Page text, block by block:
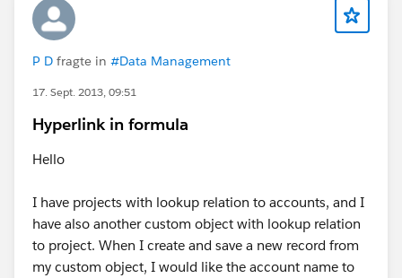
P D fragte in #Data Management
17. Sept. 2013, 09:51
Hyperlink in formula
Hello
I have projects with lookup relation to accounts, and I
have also another custom object with lookup relation
to project. When I create and save a new record from
my custom object, I would like the account name to